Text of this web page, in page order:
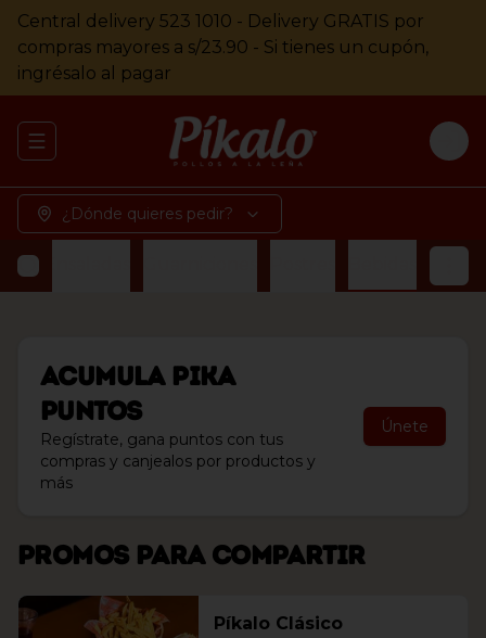
Central delivery 523 1010 - Delivery GRATIS por
compras mayores a s/23.90 - Si tienes un cupón,
ingrésalo al pagar
Abrir menu de navegación
¿Dónde quieres pedir?
Acumula Pika
Puntos
Regístrate, gana puntos con tus
compras y canjealos por productos y
más
Únete
Promos para compartir
Píkalo Clásico